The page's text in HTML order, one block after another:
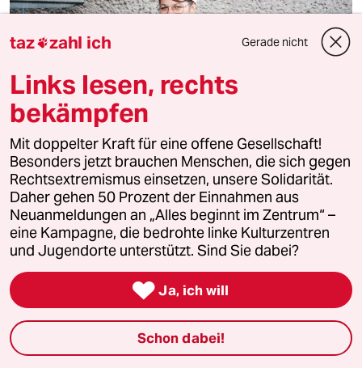
Sozialpsychologin Pia Lamberty
„Wenn Irrationalität zum Standard wird,
wird’s problematisch“
Pia Lamberty wurde mit ihrer Forschung zu
Verschwörungsideologien bekannt. Heute geht sie der
Frage nach, wie man sich engagiert, ohne daran zu
zerbrechen.
Interview von Karlotta Ehrenberg
taz zahl ich Gerade nicht
Links lesen, rechts
bekämpfen
Mit doppelter Kraft für eine offene Gesellschaft!
Besonders jetzt brauchen Menschen, die sich gegen
Rechtsextremismus einsetzen, unsere Solidarität.
Daher gehen 50 Prozent der Einnahmen aus
Neuanmeldungen an „Alles beginnt im Zentrum“ –
eine Kampagne, die bedrohte linke Kulturzentren
und Jugendorte unterstützt. Sind Sie dabei?
 Ja, ich will
Schon dabei!